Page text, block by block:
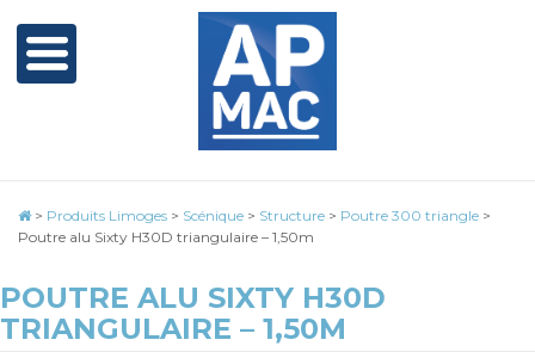
> Produits Limoges > Scénique > Structure > Poutre 300 triangle >
Poutre alu Sixty H30D triangulaire – 1,50m
POUTRE ALU SIXTY H30D
TRIANGULAIRE – 1,50M